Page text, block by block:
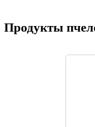
Продукты